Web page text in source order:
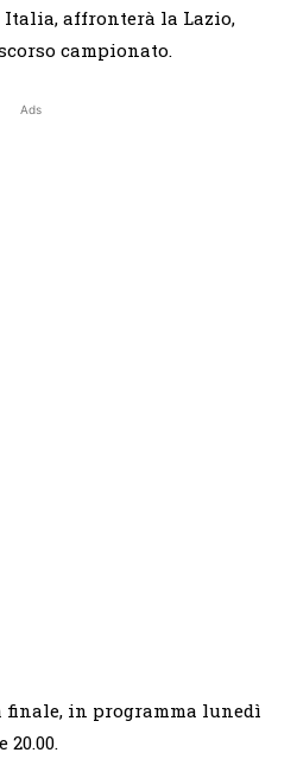
affronterà la Lazio,
campionato.
Ads
finale, in programma lunedì
20.00.